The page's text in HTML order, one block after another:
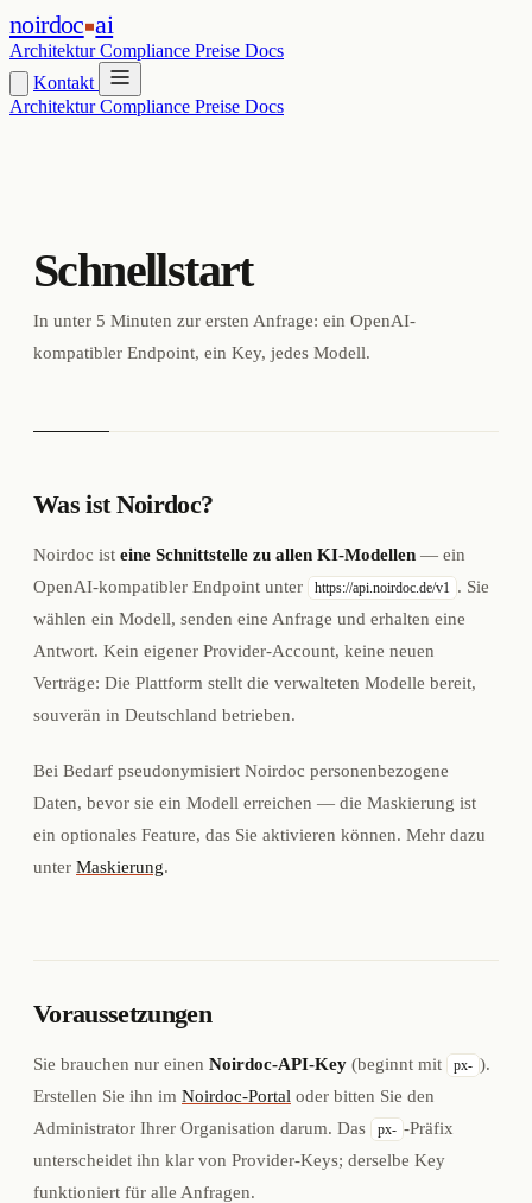
noirdoc ai
ArchitekturCompliance Preise Docs
Kontakt
ArchitekturCompliance Preise Docs
Schnellstart
In unter 5 Minuten zur ersten Anfrage: ein OpenAI-
kompatibler Endpoint, ein Key, jedes Modell.
Was ist Noirdoc?
Noirdoc ist eine Schnittstelle zu allen KI-Modellen — ein
OpenAI-kompatibler Endpoint unter
https://api.noirdoc.de/v1
. Sie
wählen ein Modell, senden eine Anfrage und erhalten eine
Antwort. Kein eigener Provider-Account, keine neuen
Verträge: Die Plattform stellt die verwalteten Modelle bereit,
souverän in Deutschland betrieben.
Bei Bedarf pseudonymisiert Noirdoc personenbezogene
Daten, bevor sie ein Modell erreichen — die Maskierung ist
ein optionales Feature, das Sie aktivieren können. Mehr dazu
unter Maskierung.
Voraussetzungen
Sie brauchen nur einen Noirdoc-API-Key (beginnt mit px- ).
Erstellen Sie ihn im Noirdoc-Portal oder bitten Sie den
Administrator Ihrer Organisation darum. Das
px- -Präfix
unterscheidet ihn klar von Provider-Keys; derselbe Key
funktioniert für alle Anfragen.